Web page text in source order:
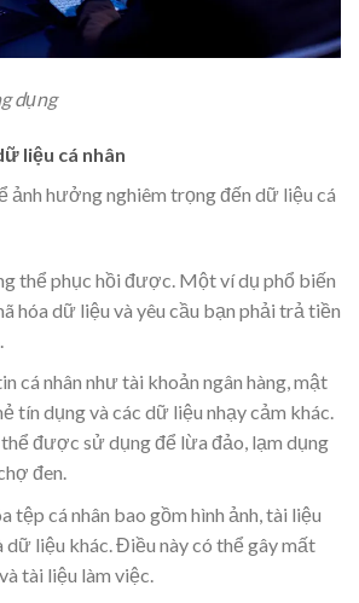
dụng
liệu cá nhân
ảnh hưởng nghiêm trọng đến dữ liệu cá
thể phục hồi được. Một ví dụ phổ biến
hóa dữ liệu và yêu cầu bạn phải trả tiền
cá nhân như tài khoản ngân hàng, mật
tín dụng và các dữ liệu nhạy cảm khác.
được sử dụng để lừa đảo, lạm dụng
đen.
tệp cá nhân bao gồm hình ảnh, tài liệu
dữ liệu khác. Điều này có thể gây mất
tài liệu làm việc.